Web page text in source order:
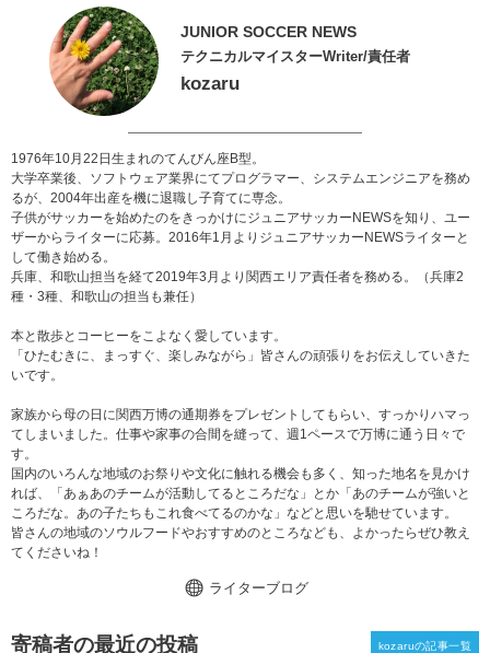
JUNIOR SOCCER NEWS
テクニカルマイスターWriter/責任者
kozaru
1976年10月22日生まれのてんびん座B型。
大学卒業後、ソフトウェア業界にてプログラマー、システムエンジニアを務め
るが、2004年出産を機に退職し子育てに専念。
子供がサッカーを始めたのをきっかけにジュニアサッカーNEWSを知り、ユー
ザーからライターに応募。2016年1月よりジュニアサッカーNEWSライターと
して働き始める。
兵庫、和歌山担当を経て2019年3月より関西エリア責任者を務める。（兵庫2
種・3種、和歌山の担当も兼任）
本と散歩とコーヒーをこよなく愛しています。
「ひたむきに、まっすぐ、楽しみながら」皆さんの頑張りをお伝えしていきた
いです。
家族から母の日に関西万博の通期券をプレゼントしてもらい、すっかりハマっ
てしまいました。仕事や家事の合間を縫って、週1ペースで万博に通う日々で
す。
国内のいろんな地域のお祭りや文化に触れる機会も多く、知った地名を見かけ
れば、「あぁあのチームが活動してるところだな」とか「あのチームが強いと
ころだな。あの子たちもこれ食べてるのかな」などと思いを馳せています。
皆さんの地域のソウルフードやおすすめのところなども、よかったらぜひ教え
てくださいね！
ライターブログ
寄稿者の最近の投稿 kozaruの記事一覧